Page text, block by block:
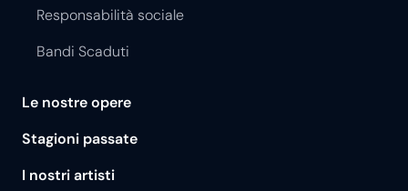
Responsabilità sociale
Bandi Scaduti
Le nostre opere
Stagioni passate
I nostri artisti